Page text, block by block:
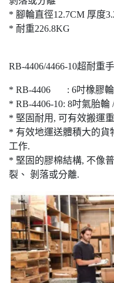
* 腳輪直徑12.7CM 厚度
* 耐重226.8KG
RB-4406/4466-10超耐重
* RB-4406 : 6吋橡膠輪
* RB-4406-10: 8吋氣胎輪
* 堅固耐用, 可有效搬運
* 有效地運送體積大的貨
工作.
* 堅固的膠棉結構, 不像
裂、 剝落或分離.